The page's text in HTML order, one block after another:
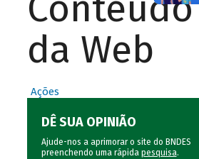
da Web
Ações
DÊ SUA OPINIÃO
Ajude-nos a aprimorar o site do BNDES
preenchendo uma rápida pesquisa.